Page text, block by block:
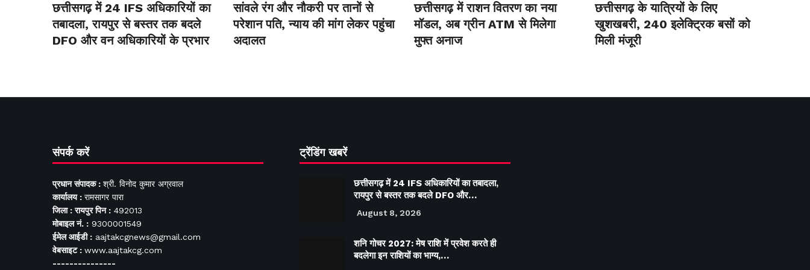
छत्तीसगढ़ में 24 IFS अधिकारियों का
तबादला, रायपुर से बस्तर तक बदले
DFO और वन अधिकारियों के प्रभार
सांवले रंग और नौकरी पर तानों से
परेशान पति, न्याय की मांग लेकर पहुंचा
अदालत
छत्तीसगढ़ में राशन वितरण का नया
मॉडल, अब ग्रीन ATM से मिलेगा
मुफ्त अनाज
छत्तीसगढ़ के यात्रियों के लिए
खुशखबरी, 240 इलेक्ट्रिक बसों को
मिली मंजूरी
संपर्क करें
प्रधान संपादक : श्री. विनोद कुमार अग्रवाल
कार्यालय : रामसागर पारा
जिला : रायपुर पिन : 492013
मोबाइल नं. : 9300001549
ईमेल आईडी : aajtakcgnews@gmail.com
वेबसाइट : www.aajtakcg.com
---------------
ट्रेंडिंग खबरें
छत्तीसगढ़ में 24 IFS अधिकारियों का तबादला,
रायपुर से बस्तर तक बदले DFO और…
August 8, 2026
शनि गोचर 2027: मेष राशि में प्रवेश करते ही
बदलेगा इन राशियों का भाग्य,…